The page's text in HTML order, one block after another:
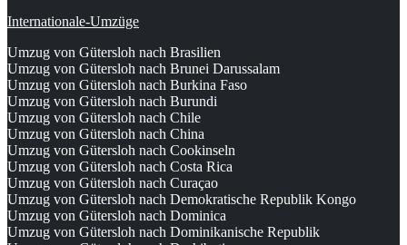
Internationale-Umzüge
Umzug von Gütersloh nach Brasilien
Umzug von Gütersloh nach Brunei Darussalam
Umzug von Gütersloh nach Burkina Faso
Umzug von Gütersloh nach Burundi
Umzug von Gütersloh nach Chile
Umzug von Gütersloh nach China
Umzug von Gütersloh nach Cookinseln
Umzug von Gütersloh nach Costa Rica
Umzug von Gütersloh nach Curaçao
Umzug von Gütersloh nach Demokratische Republik Kongo
Umzug von Gütersloh nach Dominica
Umzug von Gütersloh nach Dominikanische Republik